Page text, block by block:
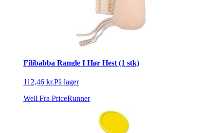
Filibabba Rangle I Hør Hest (1 stk)
112,46 kr.På lager
Well Fra PriceRunner